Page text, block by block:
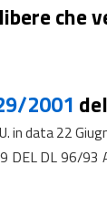
che
2001
in data 22
DEL DL 96/93